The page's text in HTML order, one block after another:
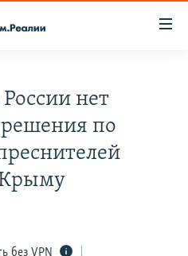
нет
решения по
без VPN